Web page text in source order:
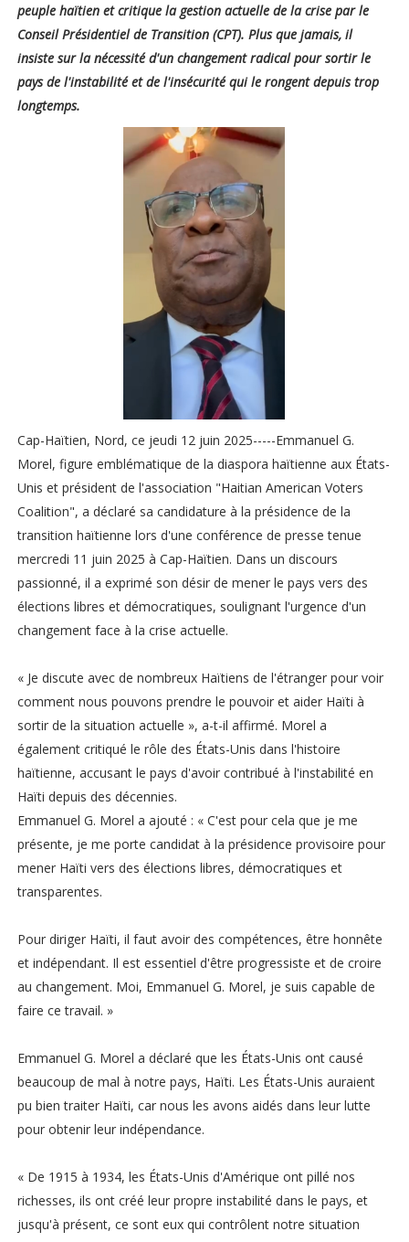
peuple haïtien et critique la gestion actuelle de la crise par le
Conseil Présidentiel de Transition (CPT). Plus que jamais, il
insiste sur la nécessité d'un changement radical pour sortir le
pays de l'instabilité et de l'insécurité qui le rongent depuis trop
longtemps.
Cap-Haïtien, Nord, ce jeudi 12 juin 2025-----Emmanuel G.
Morel, figure emblématique de la diaspora haïtienne aux États-
Unis et président de l'association "Haitian American Voters
Coalition", a déclaré sa candidature à la présidence de la
transition haïtienne lors d'une conférence de presse tenue
mercredi 11 juin 2025 à Cap-Haïtien. Dans un discours
passionné, il a exprimé son désir de mener le pays vers des
élections libres et démocratiques, soulignant l'urgence d'un
changement face à la crise actuelle.
« Je discute avec de nombreux Haïtiens de l'étranger pour voir
comment nous pouvons prendre le pouvoir et aider Haïti à
sortir de la situation actuelle », a-t-il affirmé. Morel a
également critiqué le rôle des États-Unis dans l'histoire
haïtienne, accusant le pays d'avoir contribué à l'instabilité en
Haïti depuis des décennies.
Emmanuel G. Morel a ajouté : « C'est pour cela que je me
présente, je me porte candidat à la présidence provisoire pour
mener Haïti vers des élections libres, démocratiques et
transparentes.
Pour diriger Haïti, il faut avoir des compétences, être honnête
et indépendant. Il est essentiel d'être progressiste et de croire
au changement. Moi, Emmanuel G. Morel, je suis capable de
faire ce travail. »
Emmanuel G. Morel a déclaré que les États-Unis ont causé
beaucoup de mal à notre pays, Haïti. Les États-Unis auraient
pu bien traiter Haïti, car nous les avons aidés dans leur lutte
pour obtenir leur indépendance.
« De 1915 à 1934, les États-Unis d'Amérique ont pillé nos
richesses, ils ont créé leur propre instabilité dans le pays, et
jusqu'à présent, ce sont eux qui contrôlent notre situation